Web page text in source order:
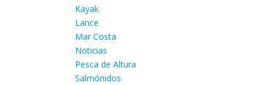
Kayak
Lance
Mar Costa
Noticias
Pesca de Altura
Salmónidos